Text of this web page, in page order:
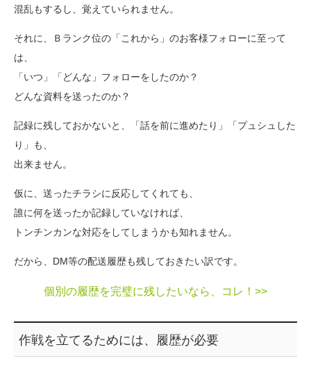
混乱もするし、覚えていられません。
それに、Ｂランク位の「これから」のお客様フォローに至って
は、
「いつ」「どんな」フォローをしたのか？
どんな資料を送ったのか？
記録に残しておかないと、「話を前に進めたり」「プュシュした
り」も、
出来ません。
仮に、送ったチラシに反応してくれても、
誰に何を送ったか記録していなければ、
トンチンカンな対応をしてしまうかも知れません。
だから、DM等の配送履歴も残しておきたい訳です。
個別の履歴を完璧に残したいなら、コレ！>>
作戦を立てるためには、履歴が必要